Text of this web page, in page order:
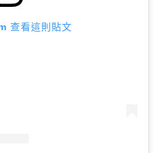
查看這則貼文